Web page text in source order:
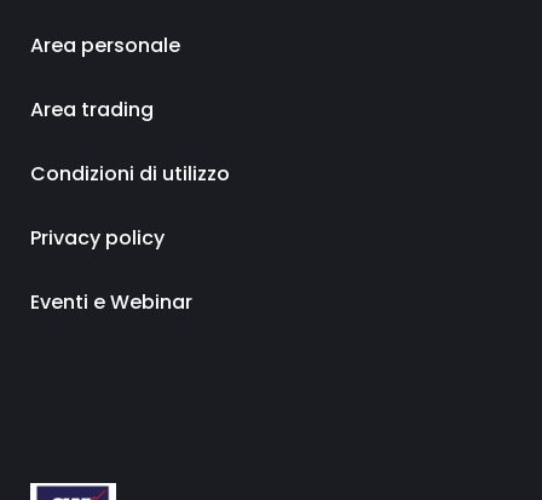
Area personale
Area trading
Condizioni di utilizzo
Privacy policy
Eventi e Webinar